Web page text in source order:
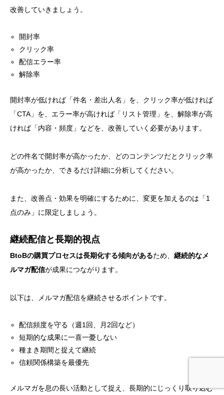
改善していきましょう。
開封率
クリック率
配信エラー率
解除率
開封率が低ければ「件名・差出人名」を、クリック率が低ければ
「CTA」を、エラー率が高ければ「リスト管理」を、解除率が高
ければ「内容・頻度」などを、改善していく必要があります。
どの件名で開封率が高かったか、どのコンテンツだとクリック率
が高かったか、できるだけ詳細に分析してください。
また、改善点・効果を明確にするために、変更を加えるのは「1
点のみ」に限定しましょう。
継続配信と長期的視点
BtoBの購買プロセスは長期化する傾向があるため、 継続的なメ
ルマガ配信が成果につながります。
以下は、メルマガ配信を継続させるポイントです。
配信頻度を守る（週1回、月2回など）
短期的な成果に一喜一憂しない
種まき期間と捉えて継続
信頼関係構築を最優先
メルマガを息の長い活動として捉え、長期的にじっくり取り込む